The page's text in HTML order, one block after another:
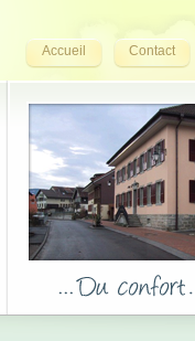
Accueil Contact